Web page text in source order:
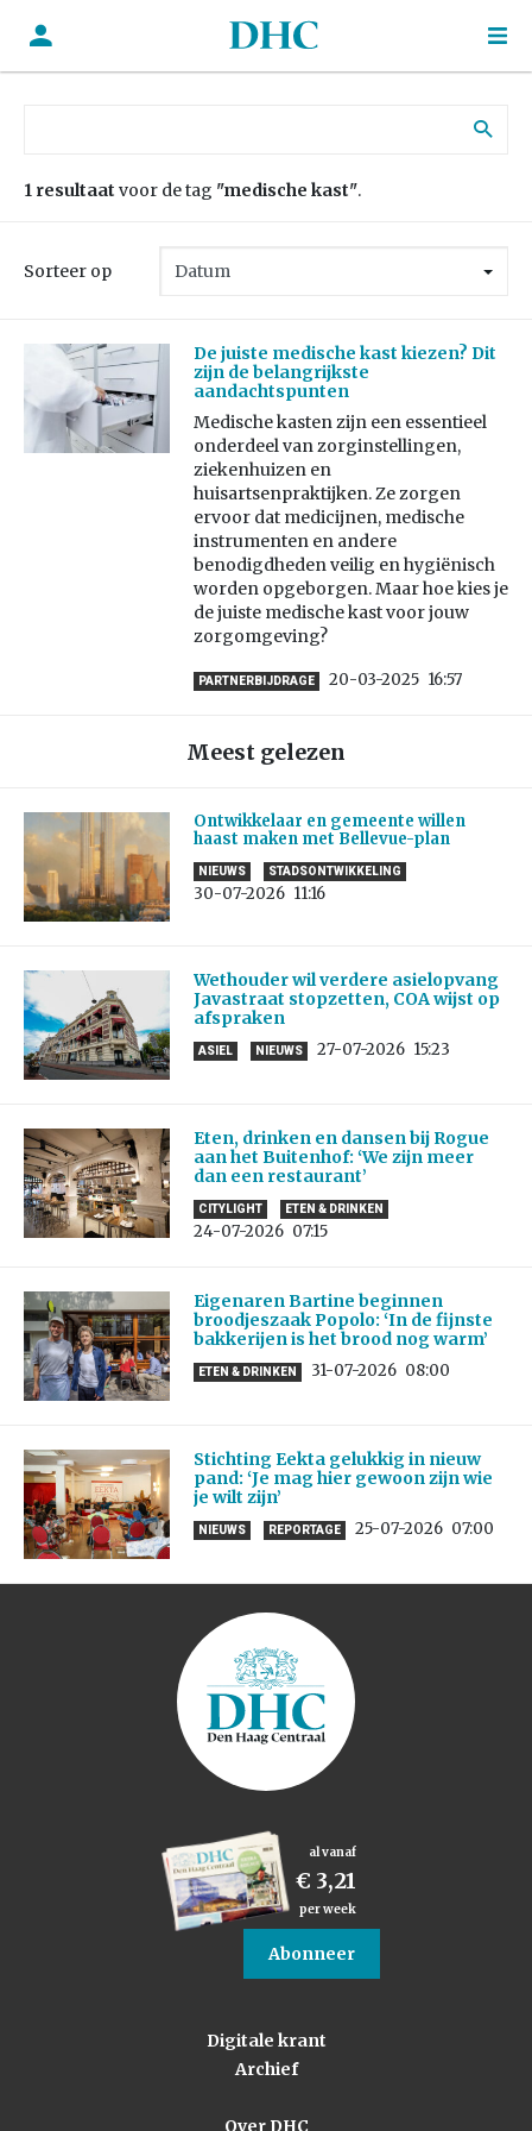
1 resultaat voor de tag "medische kast".
Sorteer op
De juiste medische kast kiezen? Dit
zijn de belangrijkste
aandachtspunten
Medische kasten zijn een essentieel
onderdeel van zorginstellingen,
ziekenhuizen en
huisartsenpraktijken. Ze zorgen
ervoor dat medicijnen, medische
instrumenten en andere
benodigdheden veilig en hygiënisch
worden opgeborgen. Maar hoe kies je
de juiste medische kast voor jouw
zorgomgeving?
PARTNERBIJDRAGE 20-03-2025 16:57
Meest gelezen
Ontwikkelaar en gemeente willen
haast maken met Bellevue-plan
NIEUWS STADSONTWIKKELING
30-07-2026 11:16
Wethouder wil verdere asielopvang
Javastraat stopzetten, COA wijst op
afspraken
ASIEL NIEUWS 27-07-2026 15:23
Eten, drinken en dansen bij Rogue
aan het Buitenhof: ‘We zijn meer
dan een restaurant’
CITYLIGHT ETEN & DRINKEN
24-07-2026 07:15
Eigenaren Bartine beginnen
broodjeszaak Popolo: ‘In de fijnste
bakkerijen is het brood nog warm’
ETEN & DRINKEN 31-07-2026 08:00
Stichting Eekta gelukkig in nieuw
pand: ‘Je mag hier gewoon zijn wie
je wilt zijn’
NIEUWS REPORTAGE 25-07-2026 07:00
al vanaf
€ 3,21
per week
Abonneer
Digitale krant
Archief
Over DHC